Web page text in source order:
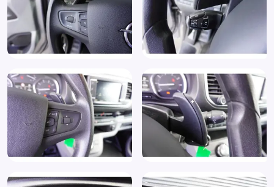
Stuur multifunctioneel
Stuur verstelbaar
Stuurwiel multifunctioneel
Verkeersbord detectie
Vermoeidheids herkenning
Warmtewerende voorruit
Zijschuifdeur rechts
Zijwandbekleding laadruimte